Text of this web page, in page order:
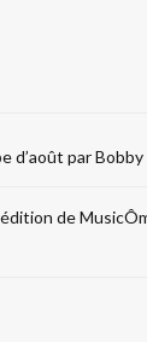
d’août par Bobby
de